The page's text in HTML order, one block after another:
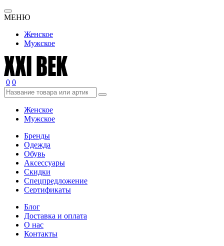
МЕНЮ
Женское
Мужское
0 0
Женское
Мужское
Бренды
Одежда
Обувь
Аксессуары
Скидки
Спецпредложение
Сертификаты
Блог
Доставка и оплата
О нас
Контакты